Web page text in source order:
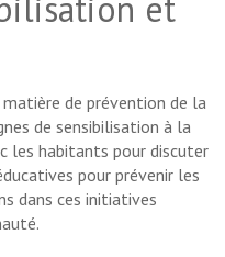
matière de prévention de la
de sensibilisation à la
les habitants pour discuter
pour prévenir les
dans ces initiatives